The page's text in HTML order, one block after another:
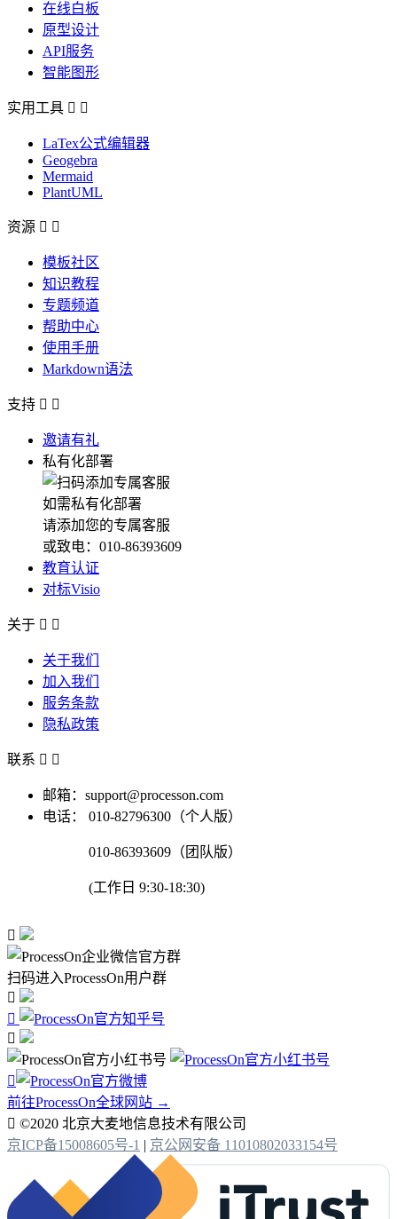
在线白板
原型设计
API服务
智能图形
实用工具  
LaTex公式编辑器
Geogebra
Mermaid
PlantUML
资源  
模板社区
知识教程
专题频道
帮助中心
使用手册
Markdown语法
支持  
邀请有礼
私有化部署
如需私有化部署
请添加您的专属客服
或致电：010-86393609
教育认证
对标Visio
关于  
关于我们
加入我们
服务条款
隐私政策
联系  
邮箱：support@processon.com
电话：
010-82796300（个人版）
010-86393609（团队版）
(工作日 9:30-18:30)

扫码进入ProcessOn用户群




前往ProcessOn全球网站 →
 ©2020 北京大麦地信息技术有限公司
京ICP备15008605号-1 | 京公网安备 11010802033154号